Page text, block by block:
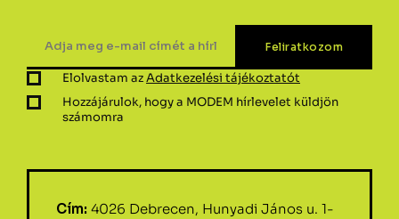
Elolvastam azAdatkezelési tájékoztatót
Hozzájárulok, hogy a MODEM hírlevelet küldjön
számomra
Cím: 4026 Debrecen, Hunyadi János u. 1-